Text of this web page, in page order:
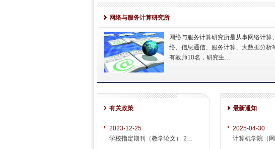
网络与服务计算研究所
网络与服务计算研究所是从事网络计算
络、信息通信、服务计算、大数据分析
有教师10名，研究生…
有关政策
2023-12-25
学校指定期刊（教学论文） 2…
最新通知
2025-04-30
计算机学院（